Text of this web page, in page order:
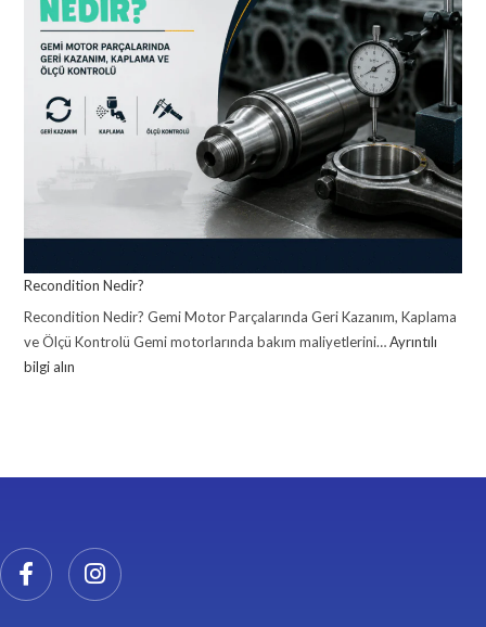
Recondition Nedir?
Recondition Nedir? Gemi Motor Parçalarında Geri Kazanım, Kaplama
ve Ölçü Kontrolü Gemi motorlarında bakım maliyetlerini…Ayrıntılı
bilgi alın